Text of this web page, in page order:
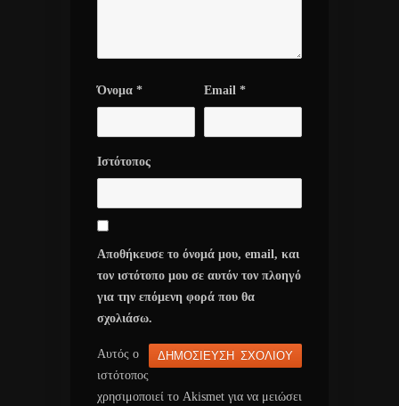
Όνομα * Email *
Ιστότοπος
Αποθήκευσε το όνομά μου, email, και
τον ιστότοπο μου σε αυτόν τον πλοηγό
για την επόμενη φορά που θα
σχολιάσω.
Αυτός ο
ιστότοπος
χρησιμοποιεί το Akismet για να μειώσει